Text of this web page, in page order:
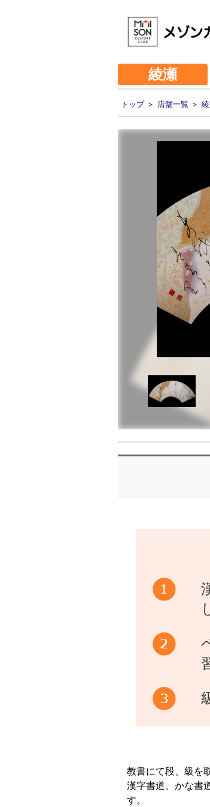
綾瀬
トップ＞ 店舗一覧 ＞
教書にて段、級を
漢字書道、かな書
す。